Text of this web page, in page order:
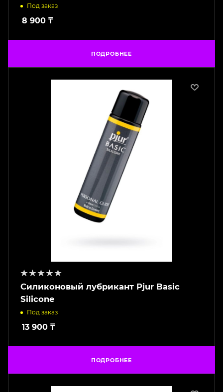
Под заказ
8 900 ₸
ПОДРОБНЕЕ
Силиконовый лубрикант Pjur Basic
Silicone
Под заказ
13 900 ₸
ПОДРОБНЕЕ